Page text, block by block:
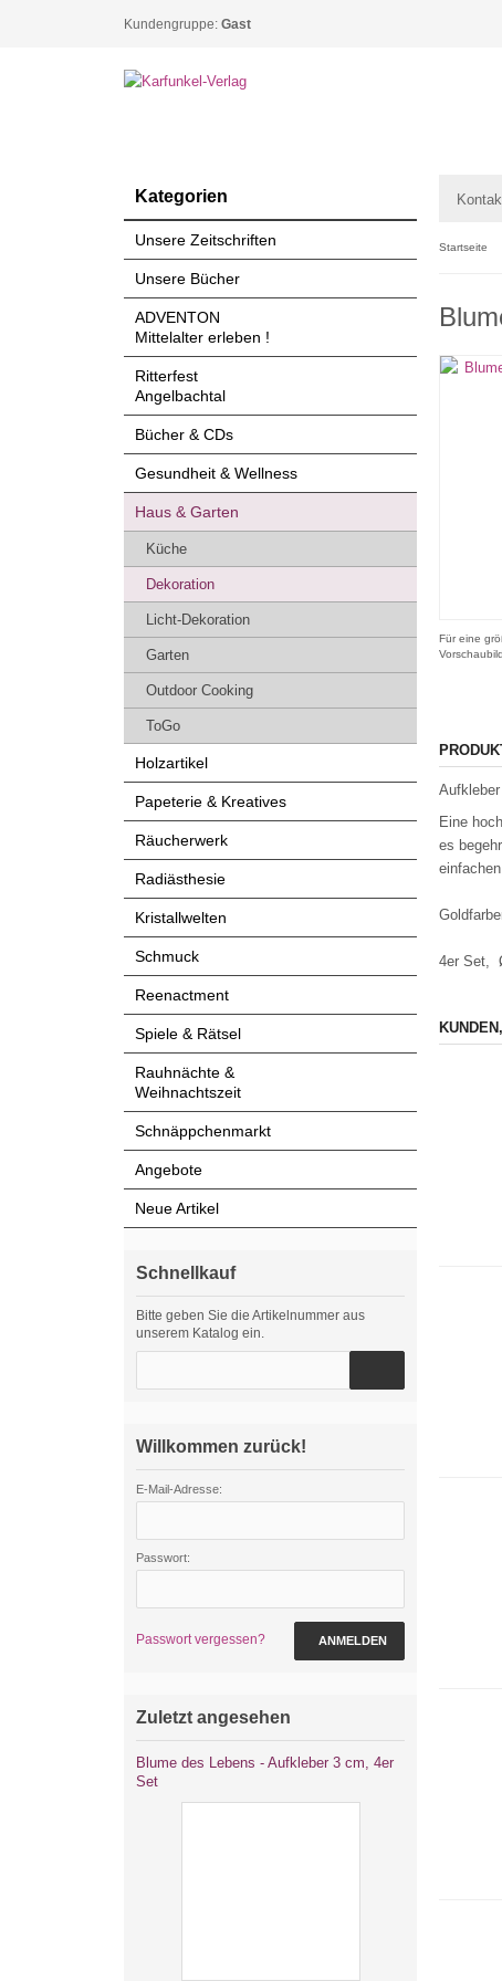
Kundengruppe: Gast
Startseite
Für eine
Vorschaubild
Eine
es
4er Set,
Kategorien
Unsere Zeitschriften
Unsere Bücher
ADVENTON
Mittelalter erleben !
Ritterfest
Angelbachtal
Bücher & CDs
Gesundheit & Wellness
Haus & Garten
Küche
Dekoration
Licht-Dekoration
Garten
Outdoor Cooking
ToGo
Holzartikel
Papeterie & Kreatives
Räucherwerk
Radiästhesie
Kristallwelten
Schmuck
Reenactment
Spiele & Rätsel
Rauhnächte &
Weihnachtszeit
Schnäppchenmarkt
Angebote
Neue Artikel
Schnellkauf
Bitte geben Sie die Artikelnummer aus
unserem Katalog ein.
Willkommen zurück!
E-Mail-Adresse:
Passwort:
Passwort vergessen? ANMELDEN
Zuletzt angesehen
Blume des Lebens - Aufkleber 3 cm, 4er
Set